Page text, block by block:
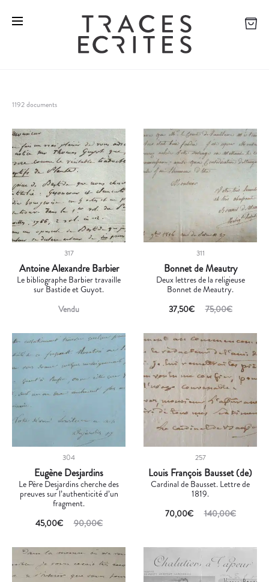
1192 documents
317
Antoine Alexandre Barbier
Le bibliographe Barbier travaille
sur Bastide et Guyot.
Vendu
311
Bonnet de Meautry
Deux lettres de la religieuse
Bonnet de Meautry.
75,00€
37,50€
304
Eugène Desjardins
Le Père Desjardins cherche des
preuves sur l’authenticité d’un
fragment.
90,00€
45,00€
257
Louis François Bausset (de)
Cardinal de Bausset. Lettre de
1819.
140,00€
70,00€